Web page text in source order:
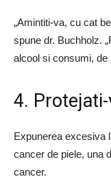
„Amintiti-va, cu cat
spune dr. Buchholz.
alcool si consumi, de
4.
Expunerea excesiva
cancer de piele, una
cancer.